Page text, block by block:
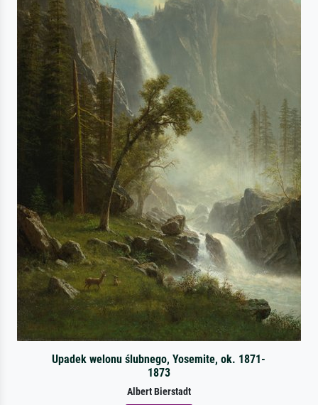
Upadek welonu ślubnego, Yosemite, ok. 1871-
1873
Albert Bierstadt